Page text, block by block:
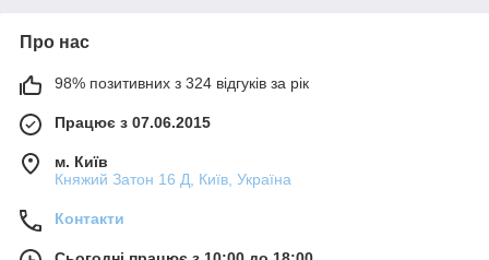
Про нас
98% позитивних з 324 відгуків за рік
Працює з 07.06.2015
м. Київ
Княжий Затон 16 Д, Київ, Україна
Контакти